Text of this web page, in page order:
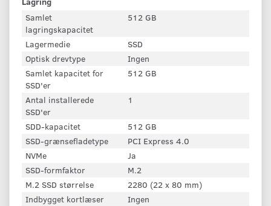
Samlet
lagringskapacitet
512 GB
Lagermedie
SSD
Optisk drevtype
Ingen
Samlet kapacitet for
SSD'er
512 GB
Antal installerede
SSD'er
1
SDD-kapacitet
512 GB
SSD-grænsefladetype
PCI Express 4.0
NVMe
Ja
SSD-formfaktor
M.2
M.2 SSD størrelse
2280 (22 x 80 mm)
Indbygget kortlæser
Ingen